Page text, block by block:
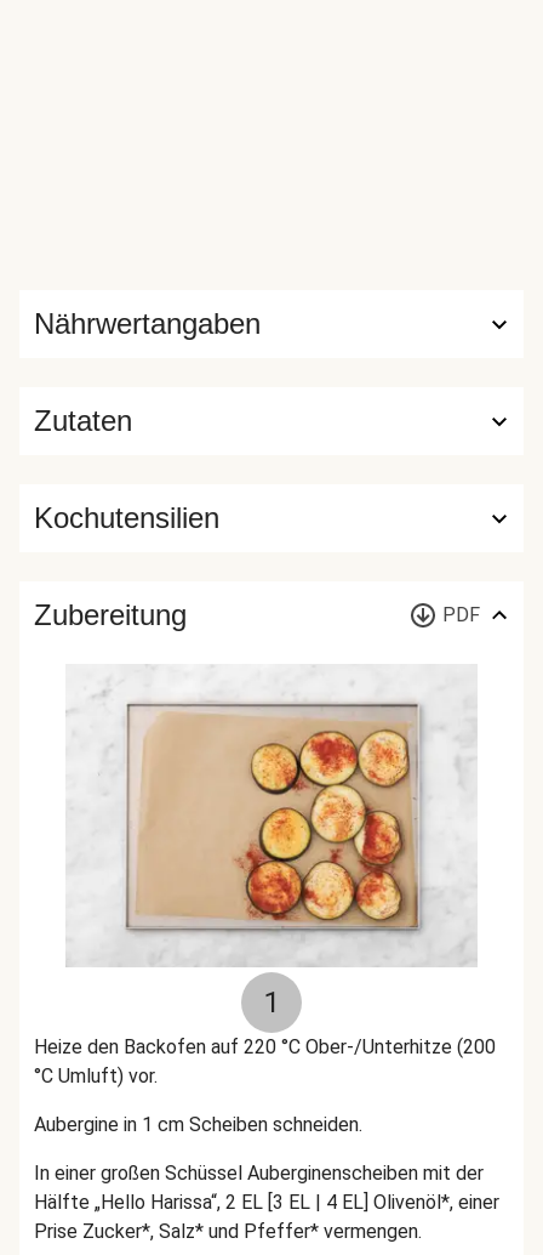
Zutaten
Nährwertangaben
Kochutensilien
Zubereitung PDF
1
Heize den Backofen auf 220 °C Ober-/Unterhitze (200
°C Umluft) vor.
Aubergine in 1 cm Scheiben schneiden.
In einer großen Schüssel Auberginenscheiben mit der
Hälfte „Hello Harissa“, 2 EL [3 EL | 4 EL] Olivenöl*, einer
Prise Zucker*, Salz* und Pfeffer* vermengen.